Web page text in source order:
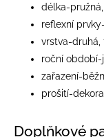
délka-
reflexní
vrstva-druhá,
roční období-
zařazení-
prošití-
Doplňkové